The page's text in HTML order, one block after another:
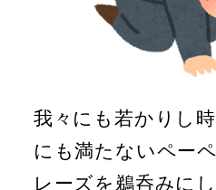
我々にも若かりし
にも満たないペー
レーズを鵜呑みにし